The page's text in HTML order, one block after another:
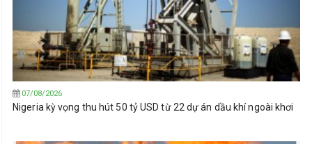
07/08/2026
Nigeria kỳ vọng thu hút 50 tỷ USD từ 22 dự án dầu khí ngoài khơi